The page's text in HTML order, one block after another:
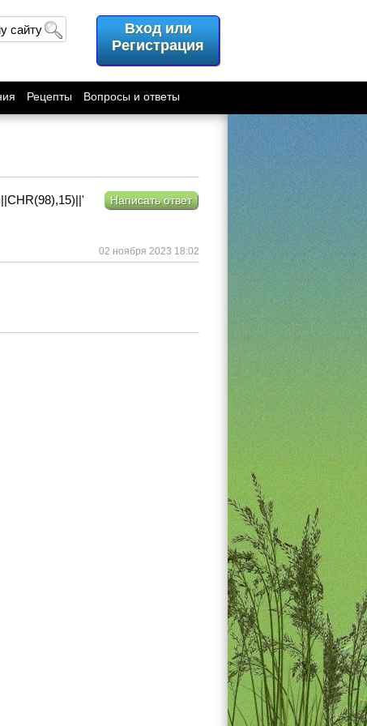
сайту
Вход или
Регистрация
Рецепты Вопросы и ответы
Написать ответ
02 ноября 2023 18:02